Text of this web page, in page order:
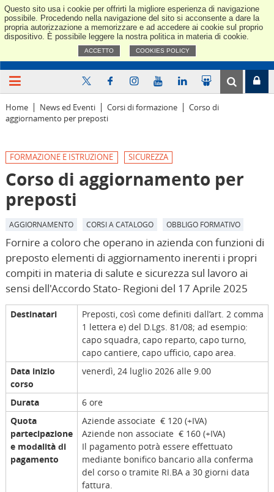
Questo sito usa i cookie per offrirti la migliore esperienza di navigazione
possibile. Procedendo nella navigazione del sito si acconsente a dare la
propria autorizzazione a memorizzare e ad accedere ai cookie sul proprio
dispositivo. È possibile leggere la nostra politica in materia di cookie.
ACCETTO COOKIES POLICY
Home News ed Eventi Corsi di formazione
Corso di
aggiornamento per preposti
FORMAZIONE E ISTRUZIONE SICUREZZA
Corso di aggiornamento per
preposti
AGGIORNAMENTO CORSI A CATALOGO OBBLIGO FORMATIVO
Fornire a coloro che operano in azienda con funzioni di
preposto elementi di aggiornamento inerenti i propri
compiti in materia di salute e sicurezza sul lavoro ai
sensi dell'Accordo Stato- Regioni del 17 Aprile 2025
Destinatari
Preposti, così come definiti dall’art. 2 comma
1 lettera e) del D.Lgs. 81/08; ad esempio:
capo squadra, capo reparto, capo turno,
capo cantiere, capo ufficio, capo area.
Data inizio
corso
venerdì, 24 luglio 2026 alle 9.00
Durata
6 ore
Quota
partecipazione
e modalità di
pagamento
Aziende associate € 120 (+IVA)
Aziende non associate € 160 (+IVA)
Il pagamento potrà essere effettuato
mediante bonifico bancario alla conferma
del corso o tramite RI.BA a 30 giorni data
fattura.